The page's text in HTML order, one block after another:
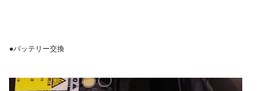
●バッテリー交換